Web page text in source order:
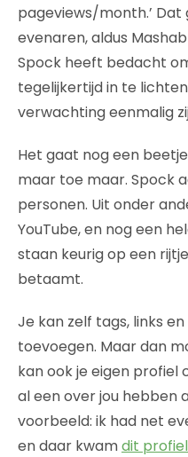
pageviews/month.’
evenaren, aldus
Spock heeft bedacht
tegelijkertijd in te
verwachting eenmalig
Het gaat nog een
maar toe maar. Spock
personen. Uit onder
YouTube, en nog een
staan keurig op een
betaamt.
Je kan zelf tags, links
toevoegen. Maar dan
kan ook je eigen profiel
al een over jou hebben
voorbeeld: ik had net
en daar kwamdit